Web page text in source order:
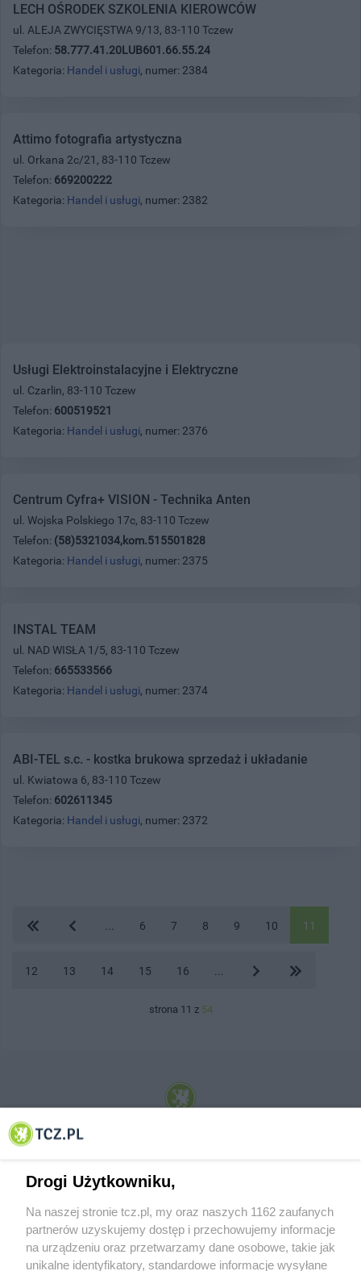
LECH OŚRODEK SZKOLENIA KIEROWCÓW
ul. ALEJA ZWYCIĘSTWA 9/13, 83-110 Tczew
Telefon: 58.777.41.20LUB601.66.55.24
Kategoria: Handel i usługi, numer: 2384
Attimo fotografia artystyczna
ul. Orkana 2c/21, 83-110 Tczew
Telefon: 669200222
Kategoria: Handel i usługi, numer: 2382
Usługi Elektroinstalacyjne i Elektryczne
ul. Czarlin, 83-110 Tczew
Telefon: 600519521
Kategoria: Handel i usługi, numer: 2376
Centrum Cyfra+ VISION - Technika Anten
ul. Wojska Polskiego 17c, 83-110 Tczew
Telefon: (58)5321034,kom.515501828
Kategoria: Handel i usługi, numer: 2375
INSTAL TEAM
ul. NAD WISŁA 1/5, 83-110 Tczew
Telefon: 665533566
Kategoria: Handel i usługi, numer: 2374
ABI-TEL s.c. - kostka brukowa sprzedaż i układanie
ul. Kwiatowa 6, 83-110 Tczew
Telefon: 602611345
Kategoria: Handel i usługi, numer: 2372
6 7 8 9 10 11
12 13 14 15 16
strona 11 z 54
© 2001-2026 Tczew - TCZ.PL Sp. z o.o. Internetowy Serwis Informacyjny Miasta
Drogi Użytkowniku,
Na naszej stronie tcz.pl, my oraz naszych 1162 zaufanych
partnerów uzyskujemy dostęp i przechowujemy informacje
na urządzeniu oraz przetwarzamy dane osobowe, takie jak
unikalne identyfikatory, standardowe informacje wysyłane